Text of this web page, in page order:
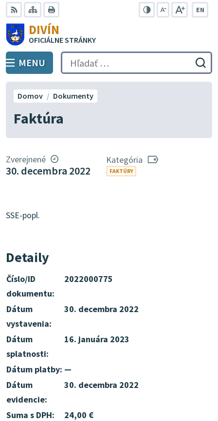
Preskočiť
na
obsah
RSS Mapa
EN
DIVÍN
OFICIÁLNE STRÁNKY
PREPNÚŤ
MENU Hľadať:
Faktúra
Domov Dokumenty
Zverejnené
30. decembra 2022
Kategória
FAKTÚRY
SSE-popl.
Detaily
Číslo/ID
dokumentu:
2022000775
Dátum
vystavenia:
30. decembra 2022
Dátum
splatnosti:
16. januára 2023
Dátum platby: —
Dátum
evidencie:
30. decembra 2022
Suma s DPH:
24,00 €